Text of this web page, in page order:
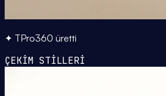
✦ TPro360 üretti
ÇEKİM STİLLERİ